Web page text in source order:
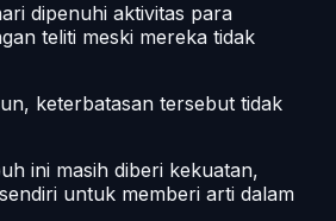
dipenuhi aktivitas para
teliti meski mereka tidak
keterbatasan tersebut tidak
ini masih diberi kekuatan,
untuk memberi arti dalam